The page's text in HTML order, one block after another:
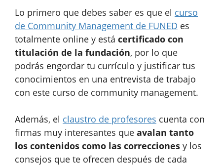
Lo primero que debes saber es que el curso
de Community Management de FUNED es
totalmente online y está certificado con
titulación de la fundación, por lo que
podrás engordar tu currículo y justificar tus
conocimientos en una entrevista de trabajo
con este curso de community management.
Además, el claustro de profesores cuenta con
firmas muy interesantes que avalan tanto
los contenidos como las correcciones y los
consejos que te ofrecen después de cada